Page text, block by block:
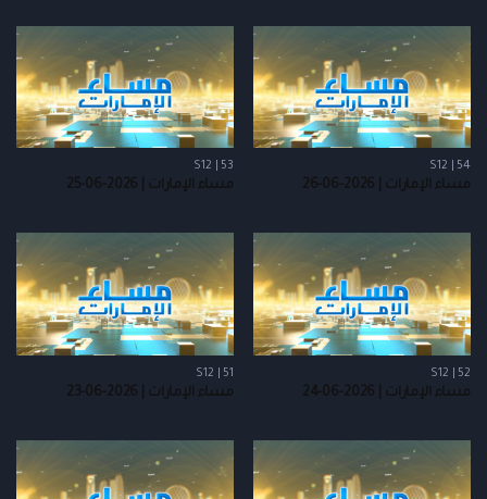
S12 | 54
مساء الإمارات | 2026-06-26
S12 | 53
مساء الإمارات | 2026-06-25
S12 | 52
مساء الإمارات | 2026-06-24
S12 | 51
مساء الإمارات | 2026-06-23